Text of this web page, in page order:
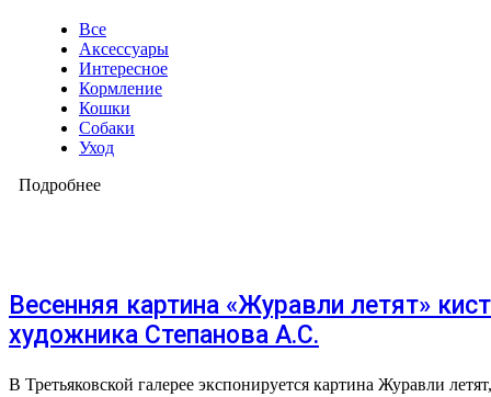
Все
Аксессуары
Интересное
Кормление
Кошки
Собаки
Уход
Подробнее
Весенняя картина «Журавли летят»
художника Степанова А.С.
В Третьяковской галерее экспонируется картина Журавли летят,